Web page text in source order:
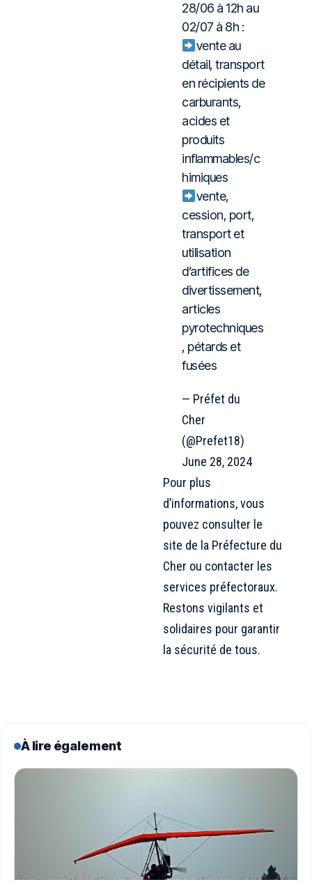
28/06 à 12h au
02/07 à 8h :
vente au
détail, transport
en récipients de
carburants,
acides et
produits
inflammables/c
himiques
vente,
cession, port,
transport et
utilisation
d’artifices de
divertissement,
articles
pyrotechniques
, pétards et
fusées
— Préfet du
Cher
(@Prefet18)
June 28, 2024
Pour plus
d’informations, vous
pouvez consulter le
site de la Préfecture du
Cher ou contacter les
services préfectoraux.
Restons vigilants et
solidaires pour garantir
la sécurité de tous.
À lire également